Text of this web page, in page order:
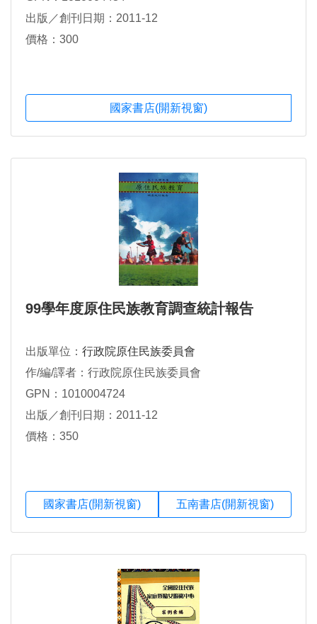
出版／創刊日期：2011-12
價格：300
國家書店(開新視窗)
99學年度原住民族教育調查統計報告
出版單位： 行政院原住民族委員會
作/編/譯者：行政院原住民族委員會
GPN：1010004724
出版／創刊日期：2011-12
價格：350
國家書店(開新視窗) 五南書店(開新視窗)